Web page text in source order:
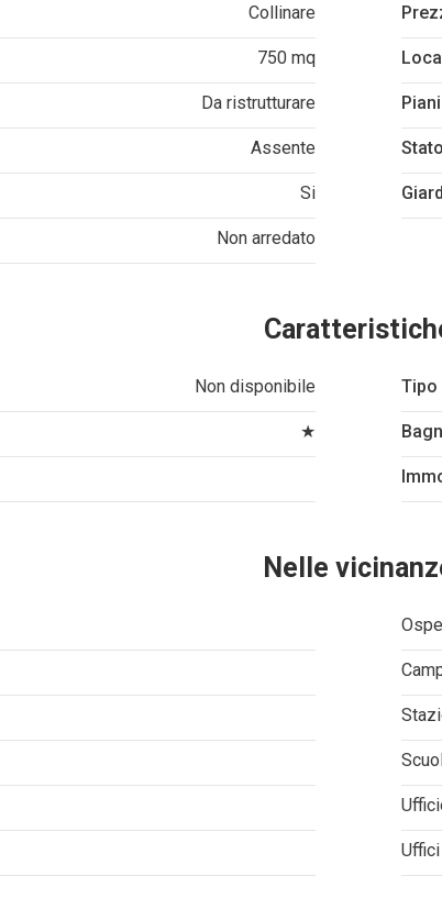
Collinare
750 mq
Da ristrutturare
Assente
Si
Non arredato
Non disponibile
★
Nelle